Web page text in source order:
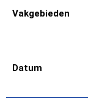
Vakgebieden
Datum